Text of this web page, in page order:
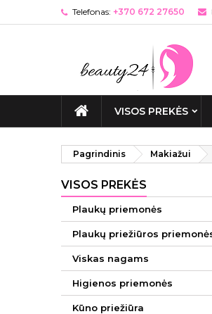
Telefonas: +370 672 27650
VISOS PREKĖS
Pagrindinis Makiažui
VISOS PREKĖS
Plaukų priemonės
Plaukų priežiūros
Viskas nagams
Higienos priemonės
Kūno priežiūra